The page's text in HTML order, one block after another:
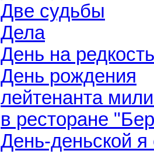
Две судьбы
Дела
День на редкость
День рождения
лейтенанта
в ресторане
День-деньской я